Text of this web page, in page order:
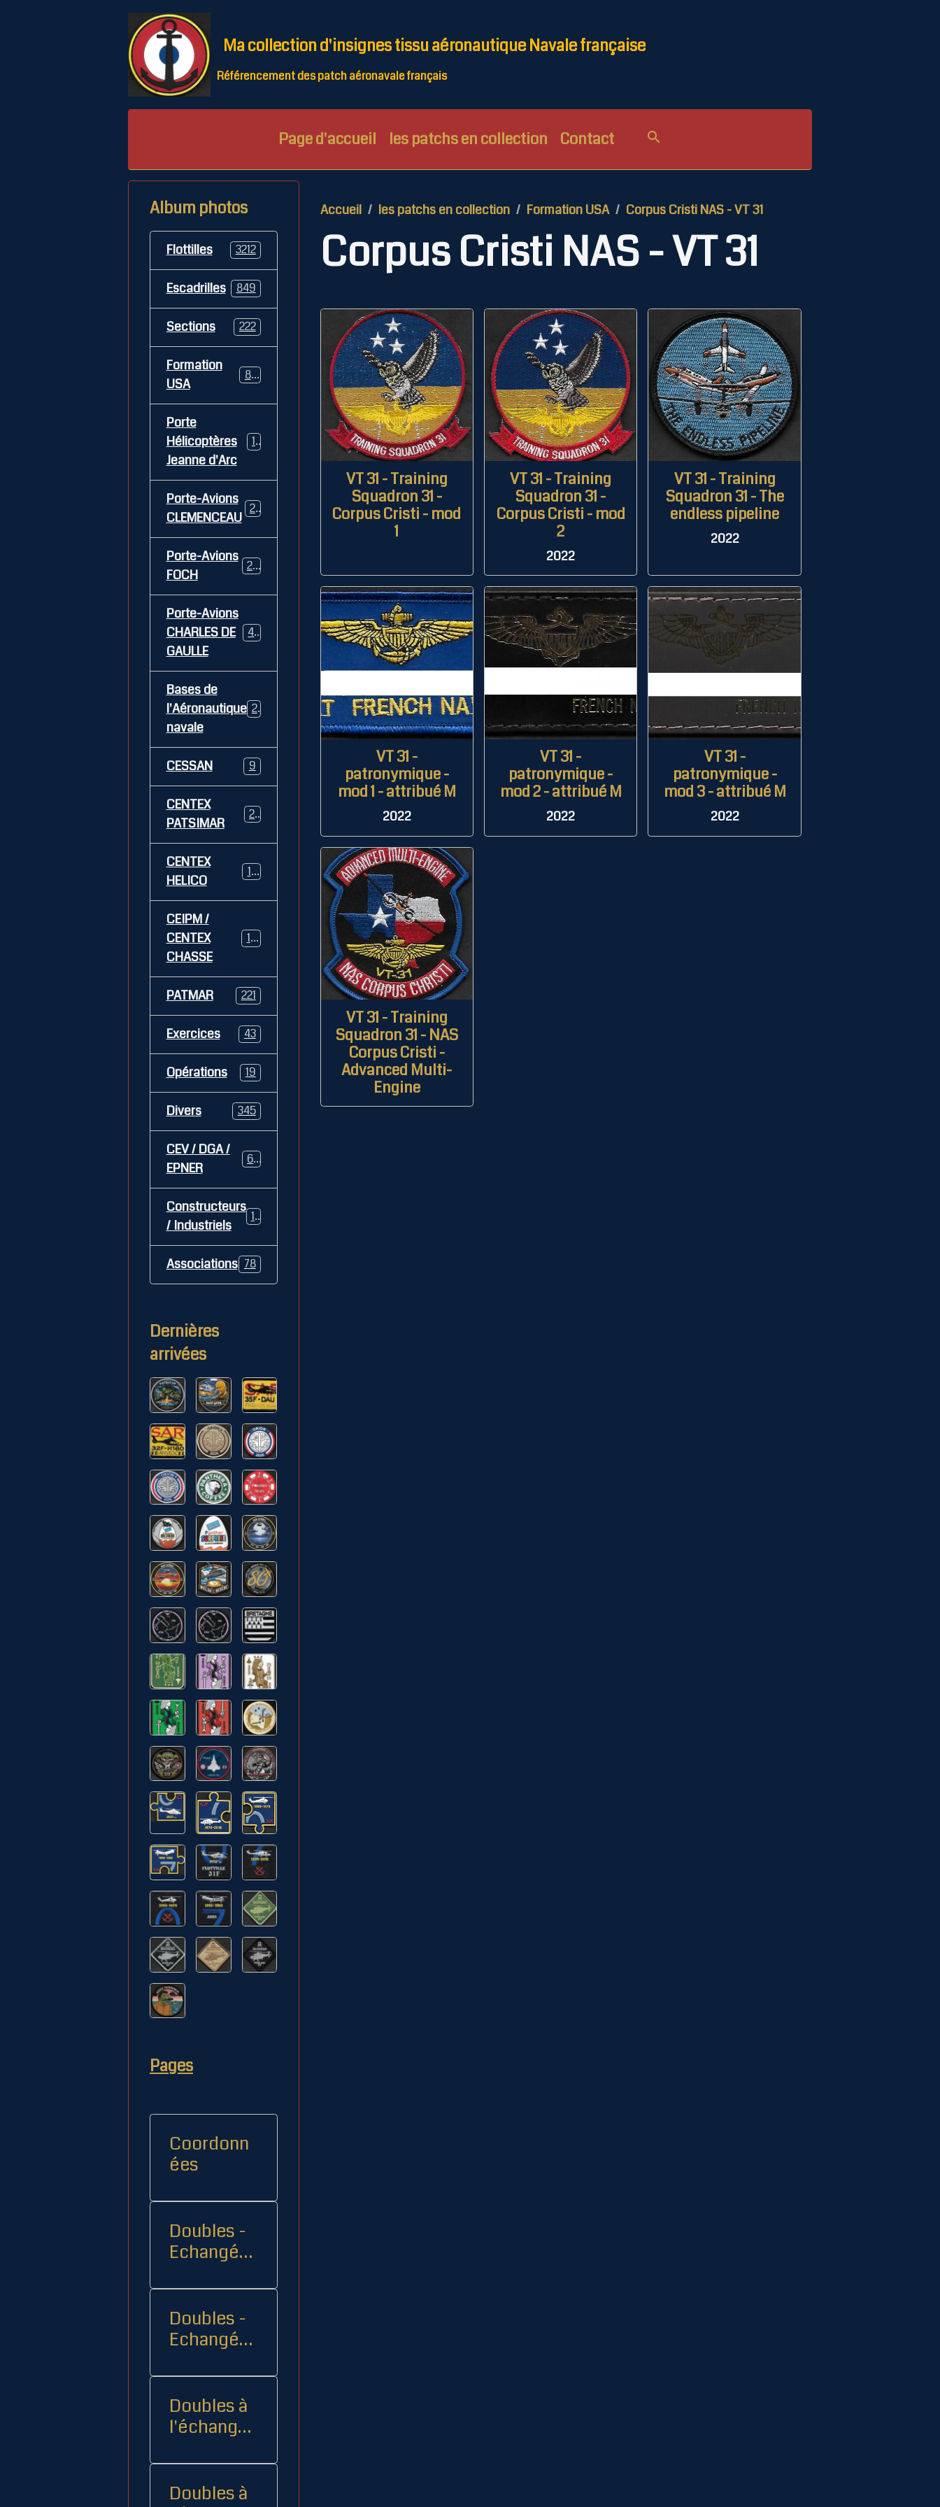
Ma collection d'insignes tissu aéronautique Navale française
Référencement des patch aéronavale français
Page d'accueil les patchs en collection Contact
Accueil les patchs en collection Formation USA Corpus Cristi NAS - VT 31
Corpus Cristi NAS - VT 31
VT 31 - Training
Squadron 31 -
Corpus Cristi - mod
1
VT 31 - Training
Squadron 31 -
Corpus Cristi - mod
2
2022
VT 31 - Training
Squadron 31 - The
endless pipeline
2022
VT 31 -
patronymique -
mod 1 - attribué M
2022
VT 31 -
patronymique -
mod 2 - attribué M
2022
VT 31 -
patronymique -
mod 3 - attribué M
2022
VT 31 - Training
Squadron 31 - NAS
Corpus Cristi -
Advanced Multi-
Engine
Album photos
Flottilles 3212
Escadrilles 849
Sections 222
Formation
USA
84
Porte
Hélicoptères
Jeanne d'Arc
12
Porte-Avions
CLEMENCEAU
26
Porte-Avions
FOCH
29
Porte-Avions
CHARLES DE
GAULLE
469
Bases de
l'Aéronautique
navale
269
CESSAN 9
CENTEX
PATSIMAR
21
CENTEX
HELICO
14
CEIPM /
CENTEX
CHASSE
108
PATMAR 221
Exercices 43
Opérations 19
Divers 345
CEV / DGA /
EPNER
62
Constructeurs
/ Industriels
127
Associations 78
Dernières
arrivées
Pages
Coordonn
ées
Doubles -
Echangés 1
Doubles -
Echangés
Doubles à
l'échange
Doubles à